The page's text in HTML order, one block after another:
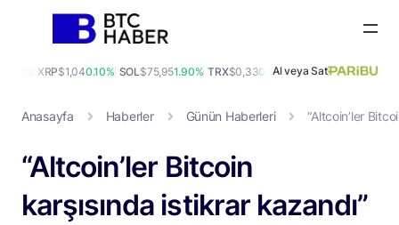
XRP$1,040.10% SOL$75,951.90% TRX$0,330.80% DOGE$0,07-0.20%
Al veya Sat
Anasayfa Haberler Günün Haberleri “Altcoin’ler
“Altcoin’ler Bitcoin
karşısında istikrar kazandı”